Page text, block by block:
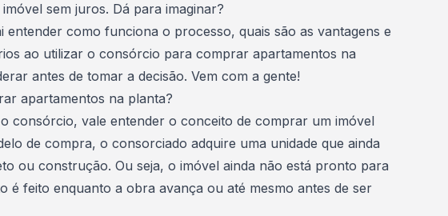
sem juros. Dá para imaginar?
entender como funciona o processo, quais são as vantagens e
ao utilizar o consórcio para comprar apartamentos na
antes de tomar a decisão. Vem com a gente!
apartamentos na planta?
consórcio, vale entender o conceito de comprar um imóvel
de compra, o consorciado adquire uma unidade que ainda
ou construção. Ou seja, o imóvel ainda não está pronto para
é feito enquanto a obra avança ou até mesmo antes de ser